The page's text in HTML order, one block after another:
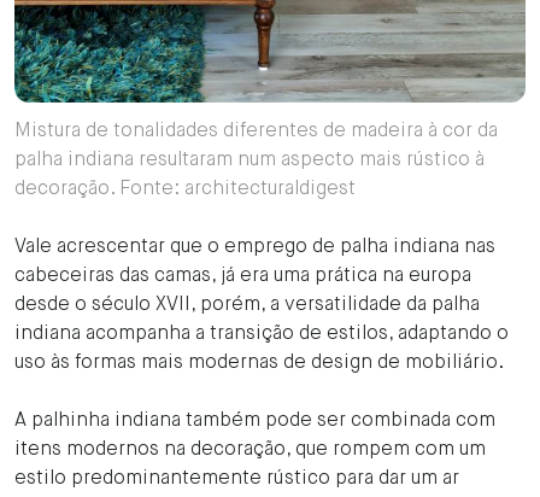
Mistura de tonalidades diferentes de madeira à cor da
palha indiana resultaram num aspecto mais rústico à
decoração. Fonte: architecturaldigest
Vale acrescentar que o emprego de palha indiana nas
cabeceiras das camas, já era uma prática na europa
desde o século XVII, porém, a versatilidade da palha
indiana acompanha a transição de estilos, adaptando o
uso às formas mais modernas de design de mobiliário.
A palhinha indiana também pode ser combinada com
itens modernos na decoração, que rompem com um
estilo predominantemente rústico para dar um ar